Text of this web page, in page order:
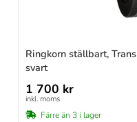
Ringkorn ställbart,
svart
1 700 kr
inkl. moms
Färre än 3 i lager